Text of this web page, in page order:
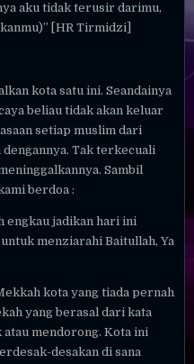
aku tidak terusir darimu,
[HR Tirmidzi]
kota satu ini. Seandainya
beliau tidak akan keluar
setiap muslim dari
Tak terkecuali
Sambil
berdoa :
engkau jadikan hari ini
menziarahi Baitullah, Ya
kota yang tiada pernah
yang berasal dari kata
mendorong. Kota ini
desakan di sana